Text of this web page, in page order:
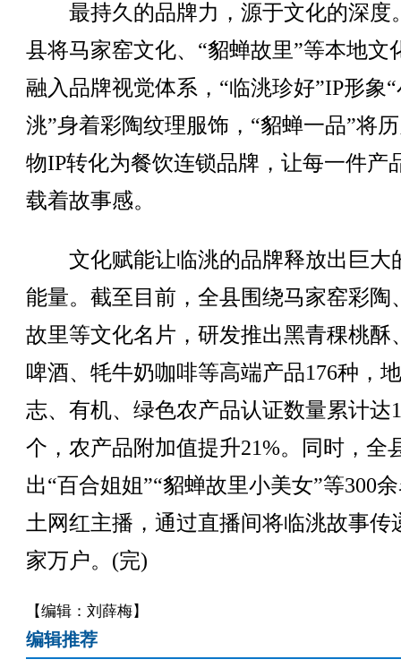
最持久的品牌力，源于文化的深度
县将马家窑文化、“貂蝉故里”等本地文
融入品牌视觉体系，“临洮珍好”IP形象
洮”身着彩陶纹理服饰，“貂蝉一品”将
物IP转化为餐饮连锁品牌，让每一件产
载着故事感。
文化赋能让临洮的品牌释放出巨大
能量。截至目前，全县围绕马家窑彩陶
故里等文化名片，研发推出黑青稞桃酥
啤酒、牦牛奶咖啡等高端产品176种，
志、有机、绿色农产品认证数量累计达
个，农产品附加值提升21%。同时，全
出“百合姐姐”“貂蝉故里小美女”等300
土网红主播，通过直播间将临洮故事传
家万户。(完)
【编辑：刘薛梅】
编辑推荐